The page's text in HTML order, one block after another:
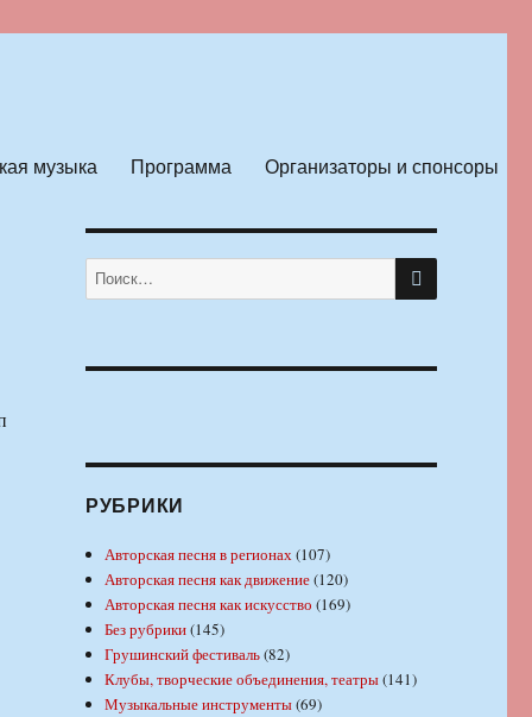
музыка Программа Организаторы и спонсоры
Искать: ПОИСК
РУБРИКИ
Авторская песня в регионах(107)
Авторская песня как движение(120)
Авторская песня как искусство (169)
Без рубрики(145)
Грушинский фестиваль(82)
Клубы, творческие объединения, театры(141)
Музыкальные инструменты(69)